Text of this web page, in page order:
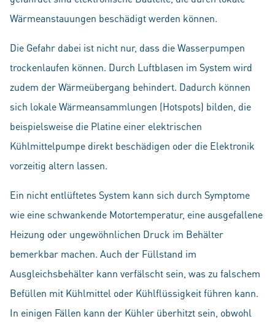
Wärmeanstauungen beschädigt werden können.
Die Gefahr dabei ist nicht nur, dass die Wasserpumpen
trockenlaufen können. Durch Luftblasen im System wird
zudem der Wärmeübergang behindert. Dadurch können
sich lokale Wärmeansammlungen (Hotspots) bilden, die
beispielsweise die Platine einer elektrischen
Kühlmittelpumpe direkt beschädigen oder die Elektronik
vorzeitig altern lassen.
Ein nicht entlüftetes System kann sich durch Symptome
wie eine schwankende Motortemperatur, eine ausgefallene
Heizung oder ungewöhnlichen Druck im Behälter
bemerkbar machen. Auch der Füllstand im
Ausgleichsbehälter kann verfälscht sein, was zu falschem
Befüllen mit Kühlmittel oder Kühlflüssigkeit führen kann.
In einigen Fällen kann der Kühler überhitzt sein, obwohl